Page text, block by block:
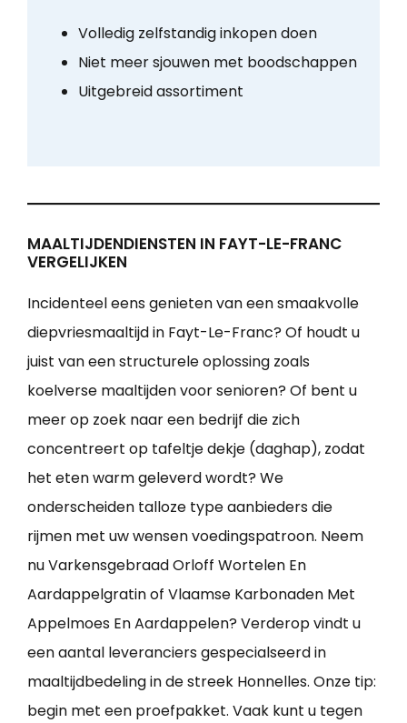
Volledig zelfstandig inkopen doen
Niet meer sjouwen met boodschappen
Uitgebreid assortiment
MAALTIJDENDIENSTEN IN FAYT-LE-FRANC
VERGELIJKEN
Incidenteel eens genieten van een smaakvolle
diepvriesmaaltijd in Fayt-Le-Franc? Of houdt u
juist van een structurele oplossing zoals
koelverse maaltijden voor senioren? Of bent u
meer op zoek naar een bedrijf die zich
concentreert op tafeltje dekje (daghap), zodat
het eten warm geleverd wordt? We
onderscheiden talloze type aanbieders die
rijmen met uw wensen voedingspatroon. Neem
nu Varkensgebraad Orloff Wortelen En
Aardappelgratin of Vlaamse Karbonaden Met
Appelmoes En Aardappelen? Verderop vindt u
een aantal leveranciers gespecialseerd in
maaltijdbedeling in de streek Honnelles. Onze tip:
begin met een proefpakket. Vaak kunt u tegen